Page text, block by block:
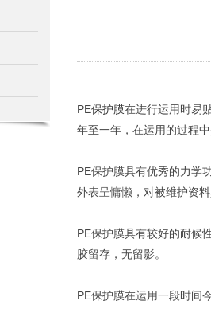
PE保护膜在进行运用时易
年至一年，在运用的过程
PE保护膜具有优秀的力学
外表呈慵懒，对被维护资
PE保护膜具有较好的耐候
胶留存，无留影。
PE保护膜在运用一段时间